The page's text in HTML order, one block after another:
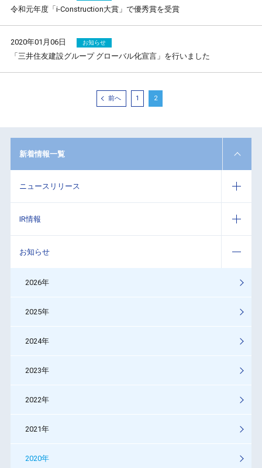
令和元年度「i-Construction大賞」で優秀賞を受賞
2020年01月06日 お知らせ
「三井住友建設グループ グローバル化宣言」を行いました
前へ 1 2
新着情報一覧
ニュースリリース
IR情報
お知らせ
2026年
2025年
2024年
2023年
2022年
2021年
2020年